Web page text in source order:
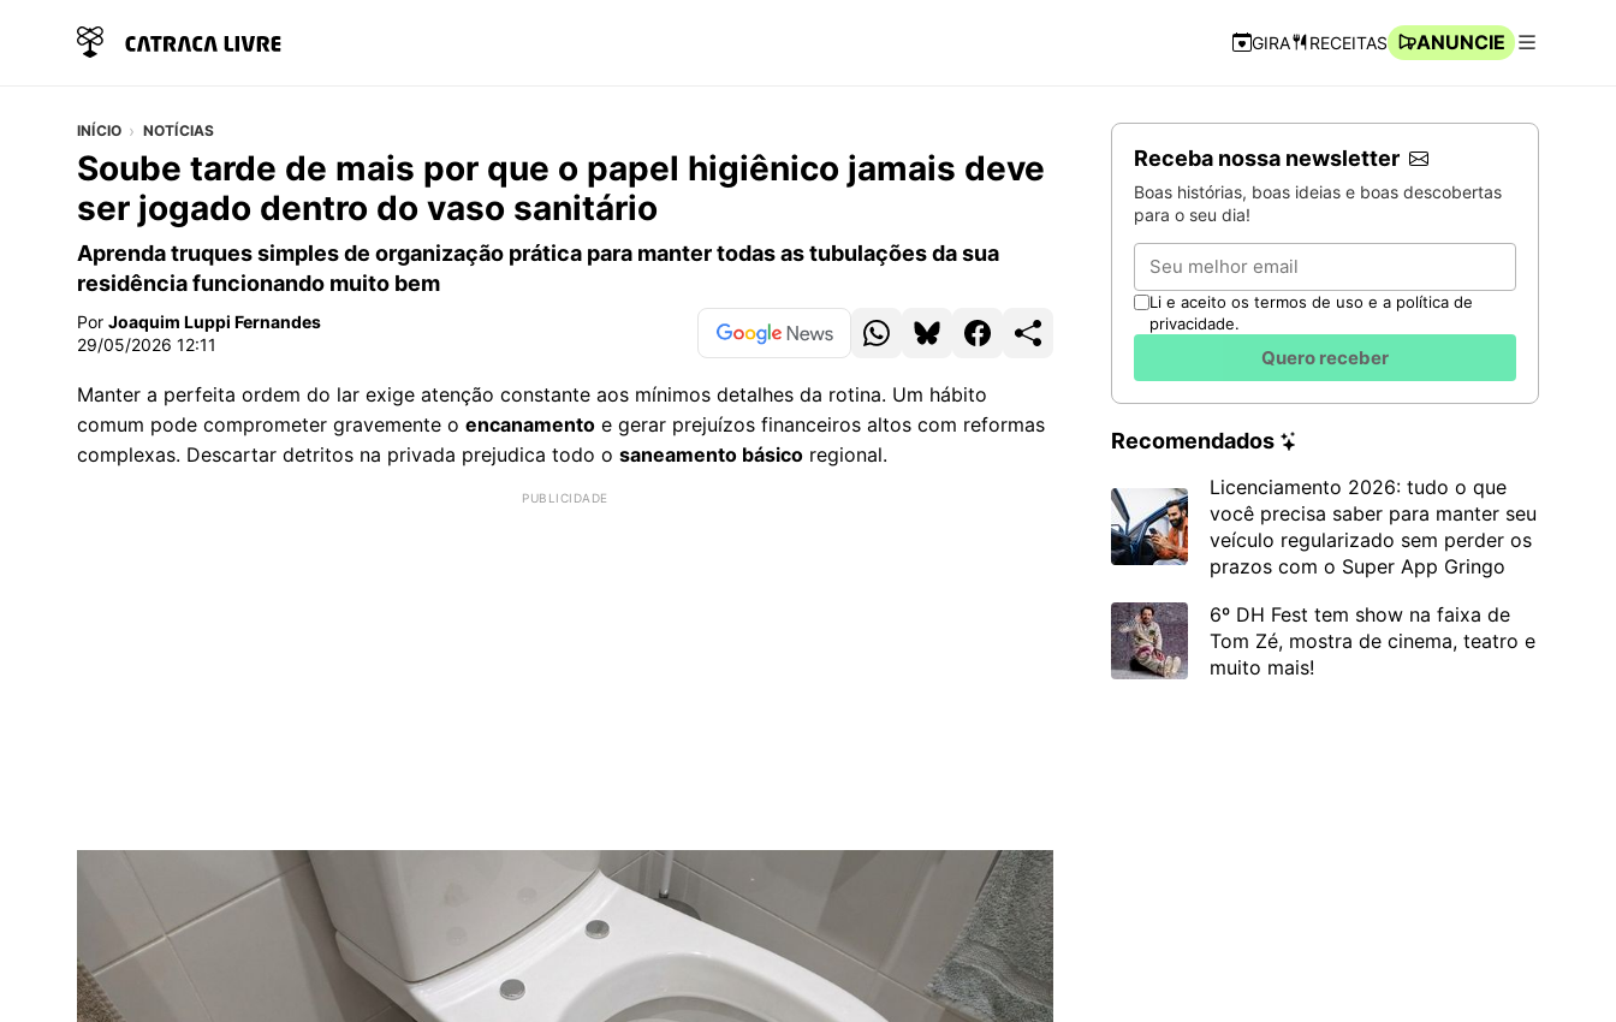
Navegação Rápida
GIRA RECEITAS
ANUNCIE
INÍCIO NOTÍCIAS
Soube tarde de mais por que o papel higiênico jamais deve
ser jogado dentro do vaso sanitário
Aprenda truques simples de organização prática para manter todas as tubulações da sua
residência funcionando muito bem
Por Joaquim Luppi Fernandes
29/05/2026 12:11
Manter a perfeita ordem do lar exige atenção constante aos mínimos detalhes da rotina. Um hábito
comum pode comprometer gravemente o encanamento e gerar prejuízos financeiros altos com reformas
complexas. Descartar detritos na privada prejudica todo o saneamento básico regional.
Receba nossa newsletter
Boas histórias, boas ideias e boas descobertas
para o seu dia!
Email
Li e aceito os termos de uso e a política de
privacidade.
Quero receber
Recomendados
Licenciamento 2026: tudo o que
você precisa saber para manter seu
veículo regularizado sem perder os
prazos com o Super App Gringo
6º DH Fest tem show na faixa de
Tom Zé, mostra de cinema, teatro e
muito mais!